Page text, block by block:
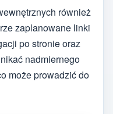
również
zaplanowane linki
po stronie oraz
nadmiernego
może prowadzić do